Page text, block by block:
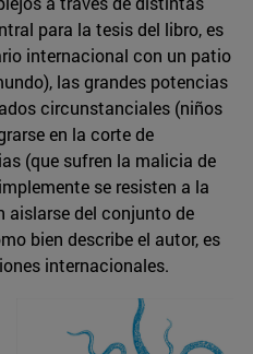
para la tesis del libro, es
internacional con un patio
las grandes potencias
circunstanciales (niños
en la corte de
(que sufren la malicia de
se resisten a la
aislarse del conjunto de
bien describe el autor, es
internacionales.